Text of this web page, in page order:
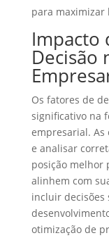
para maximizar
Impacto
Decisão
Os fatores de
significativo na
empresarial. As
e analisar
posição melhor
alinhem com
incluir decisões
otimização de